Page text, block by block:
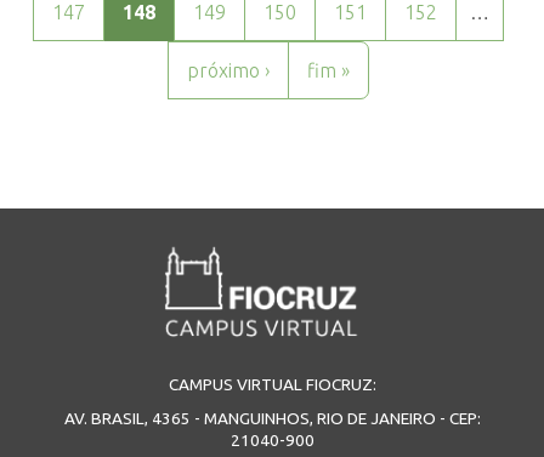
147 148 149 150 151 152 …
próximo › fim »
CAMPUS VIRTUAL FIOCRUZ:
AV. BRASIL, 4365 - MANGUINHOS, RIO DE JANEIRO - CEP:
21040-900